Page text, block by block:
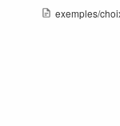
exemples/